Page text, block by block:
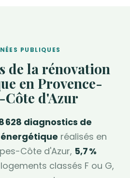
PUBLIQUES
de la rénovation
en Provence-
Côte d'Azur
628 diagnostics de
réalisés en
Côte d'Azur, 5,7 %
classés F ou G,